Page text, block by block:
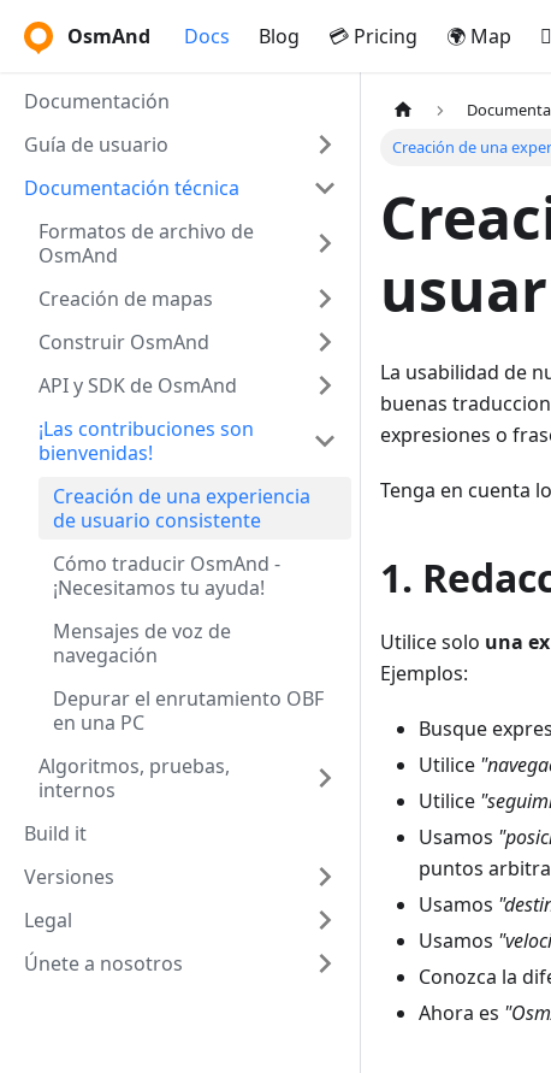
OsmAnd Docs Blog 💳 Pricing 🌍 Map
Documentación
Guía de usuario
Documentación técnica
Formatos de archivo de
OsmAnd
Creación de mapas
Construir OsmAnd
API y SDK de OsmAnd
¡Las contribuciones son
bienvenidas!
Creación de una experiencia
de usuario consistente
Cómo traducir OsmAnd -
¡Necesitamos tu ayuda!
Mensajes de voz de
navegación
Depurar el enrutamiento OBF
en una PC
Algoritmos, pruebas,
internos
Build it
Versiones
Legal
Únete a nosotros
Creación de una
La usabilidad de
buenas
expresiones o
Tenga en cuenta
1.
Utilice solo una
Ejemplos:
Busque
Utilice
Utilice
Usamos
puntos
Usamos
Usamos
Conozca la
Ahora es